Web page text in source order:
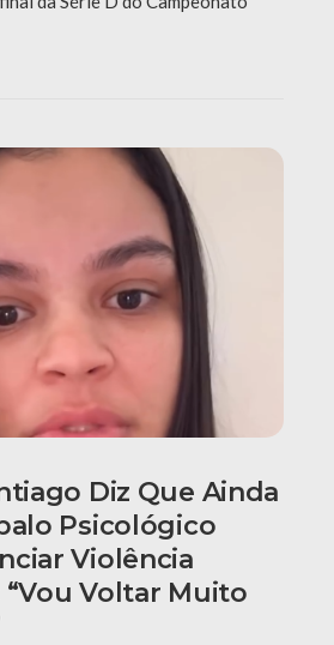
Diz Que Ainda
Psicológico
Violência
Voltar Muito